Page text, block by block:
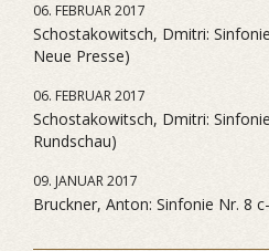
06. FEBRUAR 2017
Schostakowitsch, Dmitri:
Neue Presse)
06. FEBRUAR 2017
Schostakowitsch, Dmitri:
Rundschau)
09. JANUAR 2017
Bruckner, Anton: Sinfonie Nr. 8